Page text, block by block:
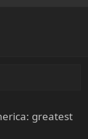
greatest